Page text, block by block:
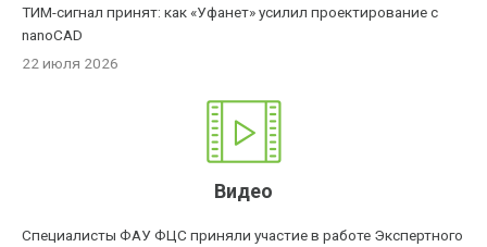
ТИМ-сигнал принят: как «Уфанет» усилил проектирование с
nanoCAD
22 июля 2026
Видео
Специалисты ФАУ ФЦС приняли участие в работе Экспертного